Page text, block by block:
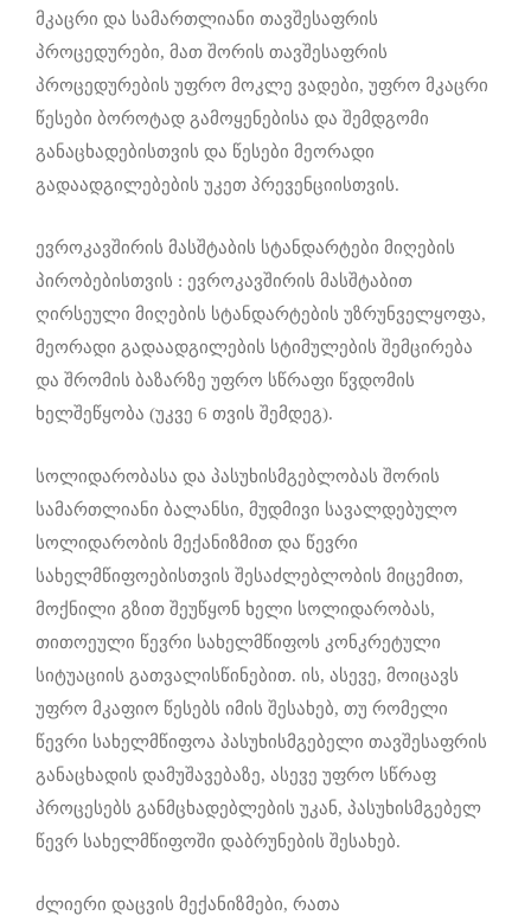
მკაცრი და სამართლიანი თავშესაფრის
პროცედურები, მათ შორის თავშესაფრის
პროცედურების უფრო მოკლე ვადები, უფრო მკაცრი
წესები ბოროტად გამოყენებისა და შემდგომი
განაცხადებისთვის და წესები მეორადი
გადაადგილებების უკეთ პრევენციისთვის.
ევროკავშირის მასშტაბის სტანდარტები მიღების
პირობებისთვის : ევროკავშირის მასშტაბით
ღირსეული მიღების სტანდარტების უზრუნველყოფა,
მეორადი გადაადგილების სტიმულების შემცირება
და შრომის ბაზარზე უფრო სწრაფი წვდომის
ხელშეწყობა (უკვე 6 თვის შემდეგ).
სოლიდარობასა და პასუხისმგებლობას შორის
სამართლიანი ბალანსი, მუდმივი სავალდებულო
სოლიდარობის მექანიზმით და წევრი
სახელმწიფოებისთვის შესაძლებლობის მიცემით,
მოქნილი გზით შეუწყონ ხელი სოლიდარობას,
თითოეული წევრი სახელმწიფოს კონკრეტული
სიტუაციის გათვალისწინებით. ის, ასევე, მოიცავს
უფრო მკაფიო წესებს იმის შესახებ, თუ რომელი
წევრი სახელმწიფოა პასუხისმგებელი თავშესაფრის
განაცხადის დამუშავებაზე, ასევე უფრო სწრაფ
პროცესებს განმცხადებლების უკან, პასუხისმგებელ
წევრ სახელმწიფოში დაბრუნების შესახებ.
ძლიერი დაცვის მექანიზმები, რათა